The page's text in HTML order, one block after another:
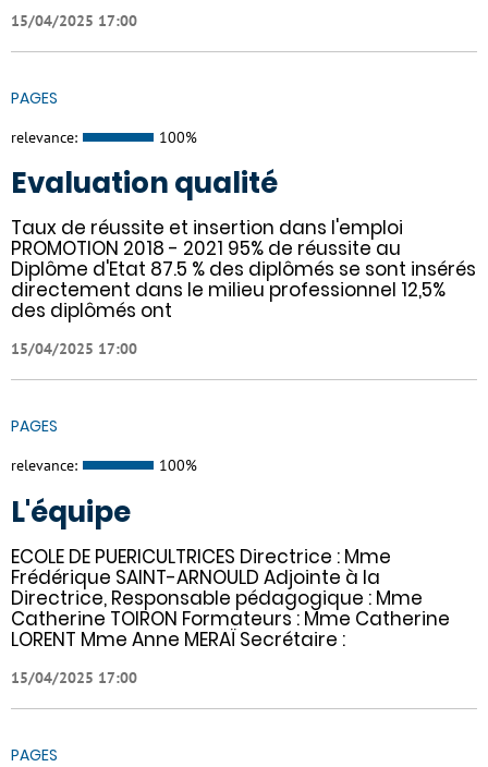
15/04/2025 17:00
PAGES
relevance: 100%
Evaluation qualité
Taux de réussite et insertion dans l'emploi
PROMOTION 2018 - 2021 95% de réussite au
Diplôme d'Etat 87.5 % des diplômés se sont insérés
directement dans le milieu professionnel 12,5%
des diplômés ont
15/04/2025 17:00
PAGES
relevance: 100%
L'équipe
ECOLE DE PUERICULTRICES Directrice : Mme
Frédérique SAINT-ARNOULD Adjointe à la
Directrice, Responsable pédagogique : Mme
Catherine TOIRON Formateurs : Mme Catherine
LORENT Mme Anne MERAÏ Secrétaire :
15/04/2025 17:00
PAGES